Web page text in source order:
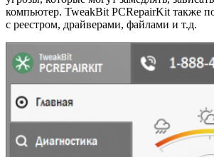
компьютер. TweakBit PCRepairKit также
с реестром, драйверами, файлами и т.д.